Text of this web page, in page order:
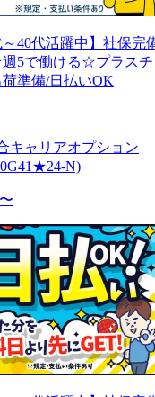
～40代活躍中】社保完
5で働ける☆プラスチ
荷準備/日払いOK
キャリアオプション
N)